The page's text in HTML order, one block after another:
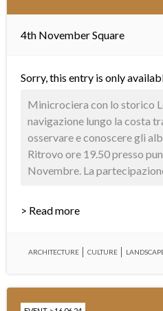
4th November Square
Sorry, this entry is only
Minicrociera con lo storico
navigazione lungo la costa
osservare e conoscere gli
Ritrovo ore 19.50 presso
Novembre. La
> Read more
ARCHITECTURE CULTURE